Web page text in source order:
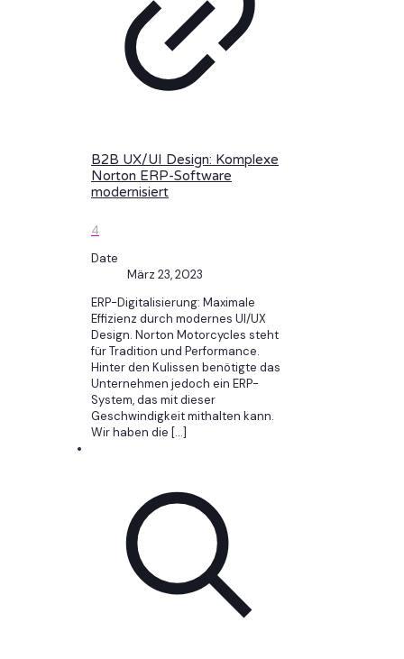
B2B UX/UI Design: Komplexe
Norton ERP-Software
modernisiert
4
Date
März 23, 2023
ERP-Digitalisierung: Maximale
Effizienz durch modernes UI/UX
Design. Norton Motorcycles steht
für Tradition und Performance.
Hinter den Kulissen benötigte das
Unternehmen jedoch ein ERP-
System, das mit dieser
Geschwindigkeit mithalten kann.
Wir haben die […]